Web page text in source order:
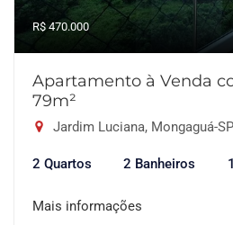
R$ 470.000
Apartamento à Venda
79m²
Jardim Luciana, Mongaguá-SP
2 Quartos 2 Banheiros
Mais informações